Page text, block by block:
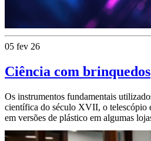
05 fev 26
Ciência com brinquedos
Os instrumentos fundamentais
científica do século XVII, o telescópio
em versões de plástico em algumas